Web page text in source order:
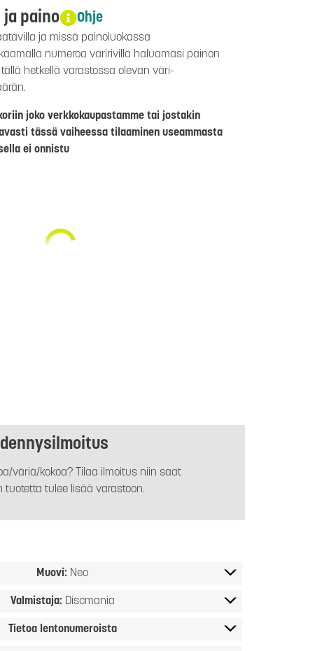
ja paino Ohje
ja missä painoluokassa
numeroa väririvillä haluamasi painon
hetkellä varastossa olevan väri-
joko verkkokaupastamme tai jostakin
tässä vaiheessa tilaaminen useammasta
ei onnistu
väriä/kokoa? Tilaa ilmoitus niin saat
tulee lisää varastoon.
Muovi: Neo
Valmistaja: Discmania
Tietoa lentonumeroista